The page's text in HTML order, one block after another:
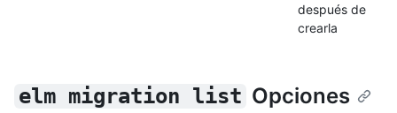
después de
crearla
elm migration list Opciones